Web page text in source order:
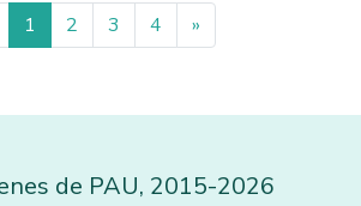
1 2 3 4 »
de PAU, 2015-2026